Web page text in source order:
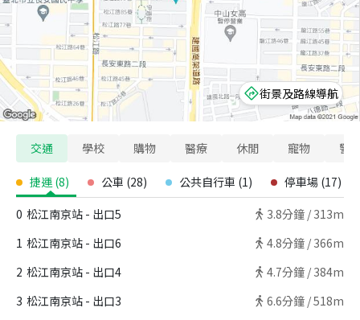
街景及路線導航
交通 學校 購物 醫療 休閒 寵物 警
捷運 (8) 公車 (28) 公共自行車 (1) 停車場 (17)
0 松江南京站 - 出口5 3.8分鐘 / 313m
1 松江南京站 - 出口6 4.8分鐘 / 366m
2 松江南京站 - 出口4 4.7分鐘 / 384m
3 松江南京站 - 出口3 6.6分鐘 /518m